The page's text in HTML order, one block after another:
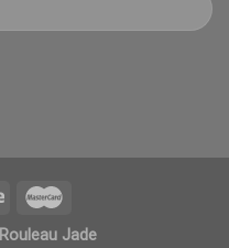
Rouleau Jade